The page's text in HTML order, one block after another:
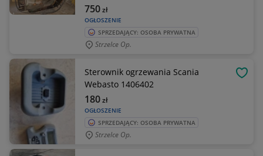
OGŁOSZENIE
750zł
SPRZEDAJĄCY: OSOBA PRYWATNA
Strzelce Op.
Sterownik ogrzewania Scania
Webasto 1406402
OGŁOSZENIE
180zł
SPRZEDAJĄCY: OSOBA PRYWATNA
Strzelce Op.